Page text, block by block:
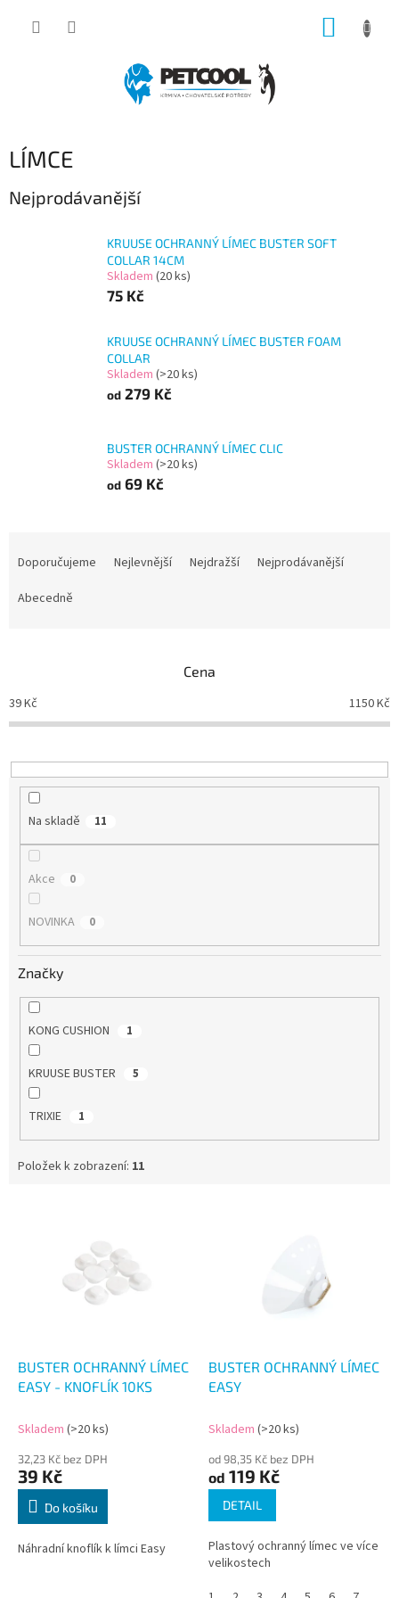
LÍMCE
Nejprodávanější
KRUUSE OCHRANNÝ LÍMEC BUSTER SOFT
COLLAR 14CM
Skladem (20 ks)
75 Kč
KRUUSE OCHRANNÝ LÍMEC BUSTER FOAM
COLLAR
Skladem (>20 ks)
od 279 Kč
BUSTER OCHRANNÝ LÍMEC CLIC
Skladem (>20 ks)
od 69 Kč
o
d
k
t
Doporučujeme Nejlevnější Nejdražší
Nejprodávanější
Abecedně
Cena
39Kč 1150Kč
Na skladě 11
Akce 0
NOVINKA 0
Značky
KONG CUSHION 1
KRUUSE BUSTER 5
TRIXIE 1
Položek k zobrazení: 11
BUSTER OCHRANNÝ LÍMEC
EASY - KNOFLÍK 10KS
Skladem (>20 ks)
32,23 Kč bez DPH
39 Kč
Do košíku
Náhradní knoflík k límci Easy
BUSTER OCHRANNÝ LÍMEC
EASY
Skladem (>20 ks)
od 98,35 Kč bez DPH
od 119 Kč
DETAIL
Plastový ochranný límec ve více
velikostech